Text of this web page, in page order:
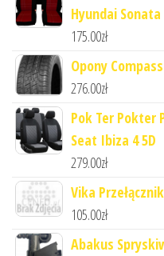
Hyundai Sonata
175.00zł
Opony
276.00zł
Pok Ter Pokter
Seat Ibiza 4 5D
279.00zł
Vika
105.00zł
Abakus